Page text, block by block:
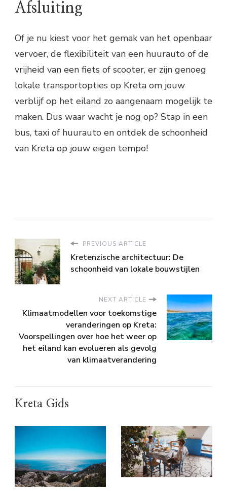
Afsluiting
Of je nu kiest voor het gemak van het openbaar
vervoer, de flexibiliteit van een huurauto of de
vrijheid van een fiets of scooter, er zijn genoeg
lokale transportopties op Kreta om jouw
verblijf op het eiland zo aangenaam mogelijk te
maken. Dus waar wacht je nog op? Stap in een
bus, taxi of huurauto en ontdek de schoonheid
van Kreta op jouw eigen tempo!
PREVIOUS ARTICLE
Kretenzische architectuur: De
schoonheid van lokale bouwstijlen
NEXT ARTICLE
Klimaatmodellen voor toekomstige
veranderingen op Kreta:
Voorspellingen over hoe het weer op
het eiland kan evolueren als gevolg
van klimaatverandering
Kreta Gids